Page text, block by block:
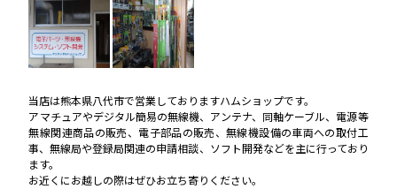
当店は熊本県八代市で営業しておりますハムショップです。
アマチュアやデジタル簡易の無線機、アンテナ、同軸ケーブル、電源等
無線関連商品の販売、電子部品の販売、無線機設備の車両への取付工
事、無線局や登録局関連の申請相談、ソフト開発などを主に行っており
ます。
お近くにお越しの際はぜひお立ち寄りください。